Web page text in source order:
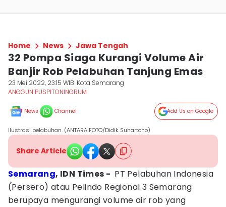
Home News Jawa Tengah
32 Pompa Siaga Kurangi Volume Air
Banjir Rob Pelabuhan Tanjung Emas
23 Mei 2022, 23:15 WIB Kota Semarang
ANGGUN PUSPITONINGRUM
News Channel Add Us on Google
Ilustrasi pelabuhan. (ANTARA FOTO/Didik Suhartono)
Share Article
Semarang, IDN Times - PT Pelabuhan Indonesia
(Persero) atau Pelindo Regional 3 Semarang
berupaya mengurangi volume air rob yang